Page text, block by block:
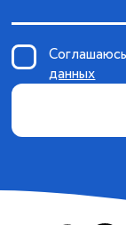
данных